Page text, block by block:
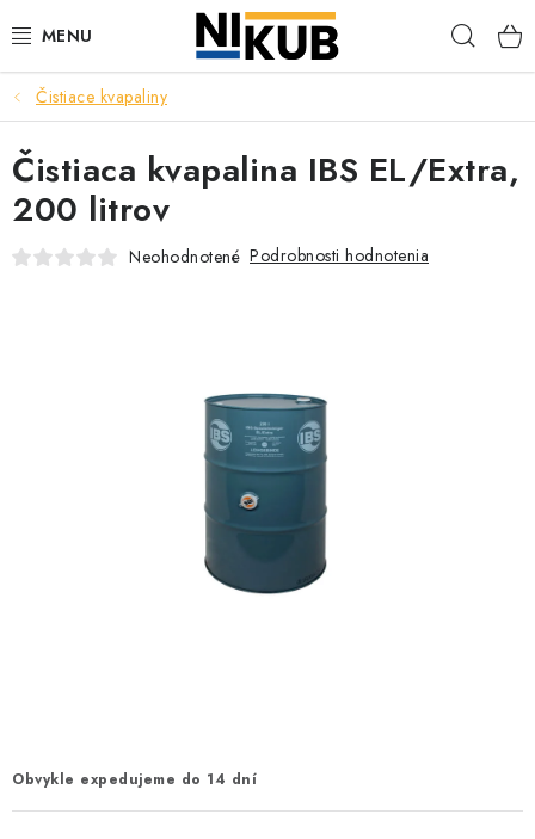
na
EKOLÓGIA
BEZPEČNOSŤ
ORGANIZÁCIA PREVÁDZKY
Ako nakupovať
Čistiace kvapaliny
Obvykle expedujeme do 14 dní
Čistiaca kvapalina IBS EL/Extra,
200 litrov
Neohodnotené Podrobnosti hodnotenia